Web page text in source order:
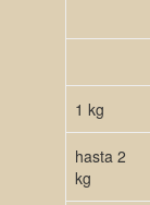
1 kg
hasta 2
kg